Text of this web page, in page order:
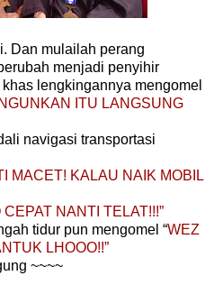
Dan mulailah perang
menjadi penyihir
lengkingannya mengomel
ITU LANGSUNG
navigasi transportasi
MACET! KALAU NAIK MOBIL
CEPAT NANTI TELAT!!!”
tidur pun mengomel “WEZ
LHOOO!!”
~~~~